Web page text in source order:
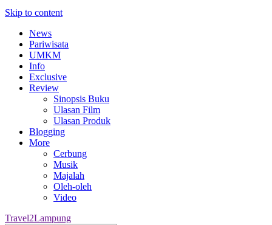
Skip to content
News
Pariwisata
UMKM
Info
Exclusive
Review
Sinopsis Buku
Ulasan Film
Ulasan Produk
Blogging
More
Cerbung
Musik
Majalah
Oleh-oleh
Video
Travel2Lampung